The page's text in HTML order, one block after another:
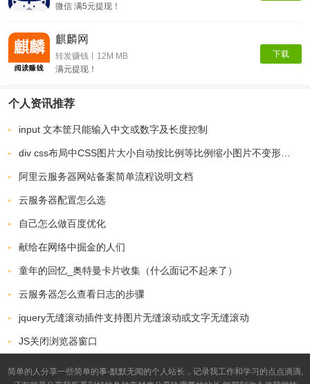
微信 满5元提现！
下载
麒麟网
转发赚钱丨12M MB
满元提现！
个人资讯推荐
input 文本筐只能输入中文或数字及长度控制
阿里云服务器网站备案简单流程说明文档
云服务器配置怎么选
自己怎么做百度优化
献给在网络中掘金的人们
童年的回忆_奥特曼卡片收集（什么面记不起来了）
云服务器怎么查看日志的步骤
jquery无缝滚动插件支持图片无缝滚动或文字无缝滚动
JS关闭浏览器窗口
简单的人分享一些简单的事-默默无闻的个人站长，记录我工作和学习的点点滴滴,